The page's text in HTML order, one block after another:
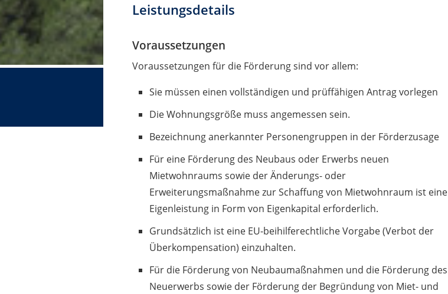
Leistungsdetails
Voraussetzungen
Voraussetzungen für die Förderung sind vor allem:
Sie müssen einen vollständigen und prüffähigen Antrag vorlegen
Die Wohnungsgröße muss angemessen sein.
Bezeichnung anerkannter Personengruppen in der Förderzusage
Für eine Förderung des Neubaus oder Erwerbs neuen
Mietwohnraums sowie der Änderungs- oder
Erweiterungsmaßnahme zur Schaffung von Mietwohnraum ist eine
Eigenleistung in Form von Eigenkapital erforderlich.
Grundsätzlich ist eine EU-beihilferechtliche Vorgabe (Verbot der
Überkompensation) einzuhalten.
Für die Förderung von Neubaumaßnahmen und die Förderung des
Neuerwerbs sowie der Förderung der Begründung von Miet- und